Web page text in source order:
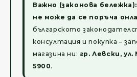
Важно (законова бележка):
не може да се поръча
българското
консултация и покупка –
магазина ни: гр. Левски, ул.
5900.